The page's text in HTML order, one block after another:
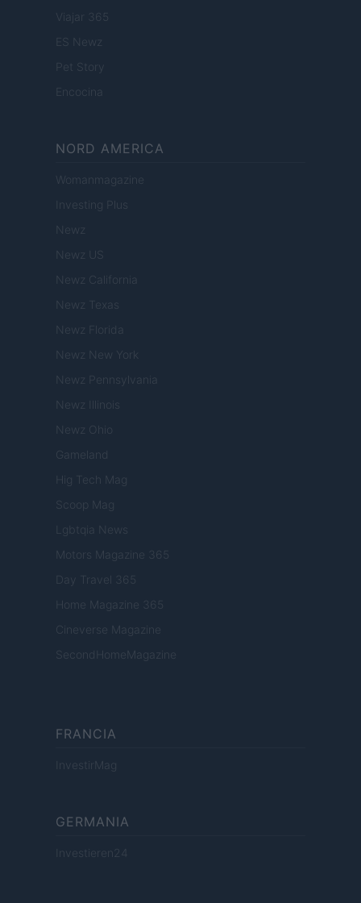
Viajar 365
ES Newz
Pet Story
Encocina
NORD AMERICA
Womanmagazine
Investing Plus
Newz
Newz US
Newz California
Newz Texas
Newz Florida
Newz New York
Newz Pennsylvania
Newz Illinois
Newz Ohio
Gameland
Hig Tech Mag
Scoop Mag
Lgbtqia News
Motors Magazine 365
Day Travel 365
Home Magazine 365
Cineverse Magazine
SecondHomeMagazine
FRANCIA
InvestirMag
GERMANIA
Investieren24